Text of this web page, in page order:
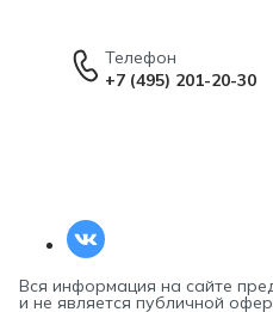
Телефон
+7 (495) 201-20-30
Вся информация на сайте
и не является публичной